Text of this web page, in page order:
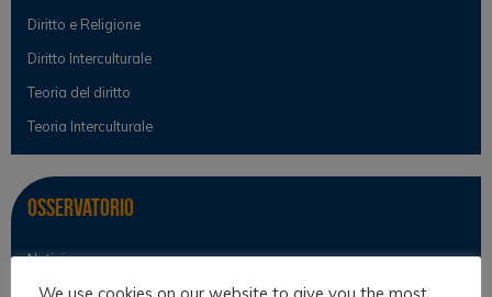
Diritto e Religione
Diritto Interculturale
Teoria del diritto
Teoria Interculturale
Osservatorio
Notizie
Osservatorio Scientifico